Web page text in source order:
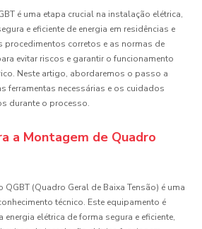
é uma etapa crucial na instalação elétrica,
e eficiente de energia em residências e
procedimentos corretos e as normas de
evitar riscos e garantir o funcionamento
Neste artigo, abordaremos o passo a
ferramentas necessárias e os cuidados
durante o processo.
a Montagem de Quadro
(Quadro Geral de Baixa Tensão) é uma
técnico. Este equipamento é
elétrica de forma segura e eficiente,